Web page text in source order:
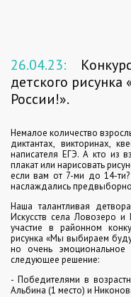
26.04.23:
детского
России!».
Немалое количество
диктантах, викторинах,
написателя ЕГЭ. А кто из
плакат или нарисовать
если вам от 7-ми до 14-
наслаждались
Наша талантливая
Искусств села Ловозеро
участие в районном
рисунка «Мы выбираем
но очень
следующее решение:
- Победителями в
Альбина (1 место) и